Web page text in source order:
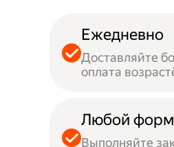
Ежедневно
Доставляйте
оплата
Любой
Выполняйте